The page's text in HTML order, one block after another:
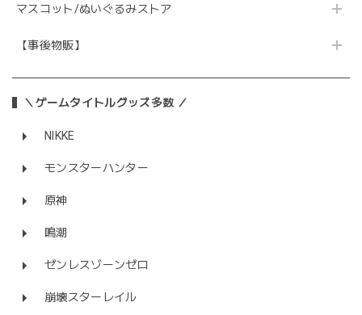
マスコット/ぬいぐるみストア
【事後物販】
＼ゲームタイトルグッズ多数 ／
NIKKE
モンスターハンター
原神
鳴潮
ゼンレスゾーンゼロ
崩壊スターレイル